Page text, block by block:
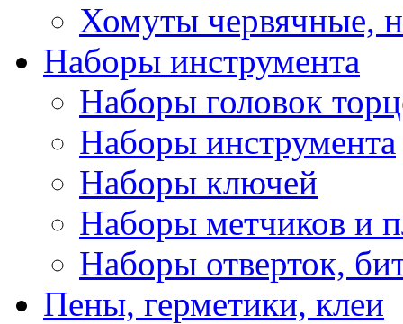
Хомуты червячные,
Наборы инструмента
Наборы головок
Наборы инструмента
Наборы ключей
Наборы метчиков и
Наборы отверток,
Пены, герметики, клеи